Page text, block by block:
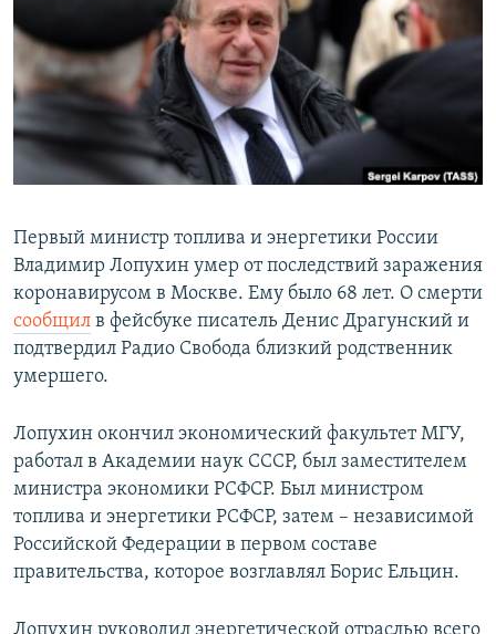
РАСПИСАНИЕ ВЕЩАНИЯ
ПОДПИШИТЕСЬ НА РАССЫЛКУ
СОЦИАЛЬНЫЕ СЕТИ
Все сайты РСЕ/РС
Первый министр топлива и энергетики России
Владимир Лопухин умер от последствий заражения
коронавирусом в Москве. Ему было 68 лет. О смерти
сообщил в фейсбуке писатель Денис Драгунский и
подтвердил Радио Свобода близкий родственник
умершего.
Лопухин окончил экономический факультет МГУ,
работал в Академии наук СССР, был заместителем
министра экономики РСФСР. Был министром
топлива и энергетики РСФСР, затем – независимой
Российской Федерации в первом составе
правительства, которое возглавлял Борис Ельцин.